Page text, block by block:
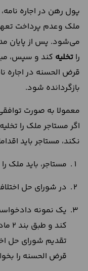
پول رهن در اجاره
ملک وعدم پرداخت
می‌شود. پس از پایان
را تخلیه کند و سپس،
قرض الحسنه در اجاره
بازگردانده شود.
معمولا به صورت
اگر مستاجر ملک را
نکند، مستاجر باید
مستاجر، باید ملک
در شورای حل
یک نمونه
کند و طبق بند 2 ماده 9
تقدیم شورای حل
قرض الحسنه را